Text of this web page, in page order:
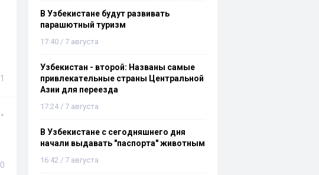
1
0
В Узбекистане будут развивать
парашютный туризм
17:40 / 7 августа
Узбекистан - второй: Названы самые
привлекательные страны Центральной
Азии для переезда
17:24 / 7 августа
В Узбекистане с сегодняшнего дня
начали выдавать "паспорта" животным
16:42 / 7 августа